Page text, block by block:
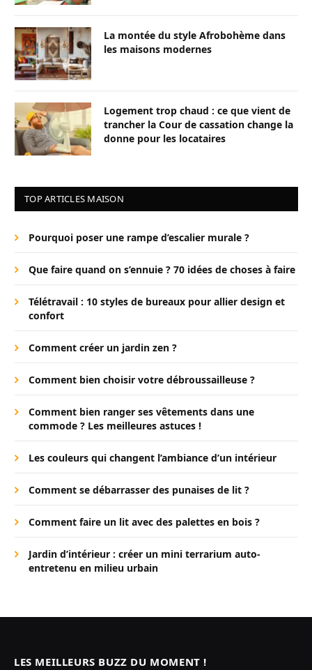
La montée du style Afrobohème dans
les maisons modernes
Logement trop chaud : ce que vient de
trancher la Cour de cassation change la
donne pour les locataires
TOP ARTICLES MAISON
Pourquoi poser une rampe d’escalier murale ?
Que faire quand on s’ennuie ? 70 idées de choses à faire
Télétravail : 10 styles de bureaux pour allier design et
confort
Comment créer un jardin zen ?
Comment bien choisir votre débroussailleuse ?
Comment bien ranger ses vêtements dans une
commode ? Les meilleures astuces !
Les couleurs qui changent l’ambiance d’un intérieur
Comment se débarrasser des punaises de lit ?
Comment faire un lit avec des palettes en bois ?
Jardin d’intérieur : créer un mini terrarium auto-
entretenu en milieu urbain
LES MEILLEURS BUZZ DU MOMENT !